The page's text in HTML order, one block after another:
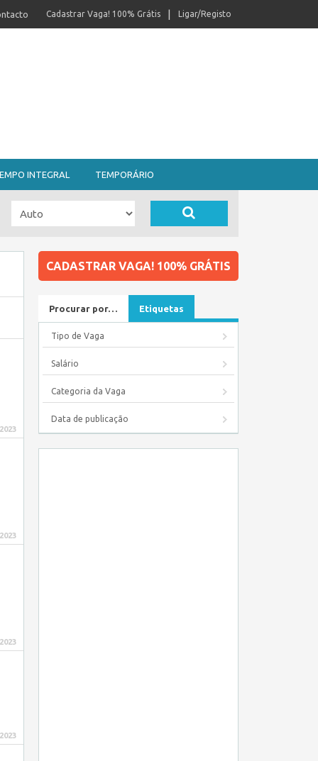
Ligar/Registo
Cadastrar Vaga! 100% Grátis
INTEGRAL TEMPORÁRIO
CADASTRAR VAGA! 100% GRÁTIS
Procurar por… Etiquetas
Tipo de Vaga
Salário
Categoria da Vaga
Data de publicação